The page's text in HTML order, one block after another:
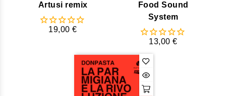
Artusi remix
19,00 €
Food Sound
System
13,00 €